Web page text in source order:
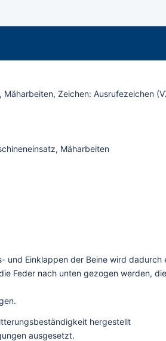
Zeichen: Ausrufezeichen
Mäharbeiten
und Einklappen der Beine wird dadurch
Feder nach unten gezogen werden,
hergestellt
ausgesetzt.